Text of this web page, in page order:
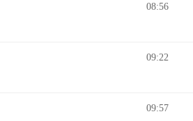
08:56
09:22
09:57